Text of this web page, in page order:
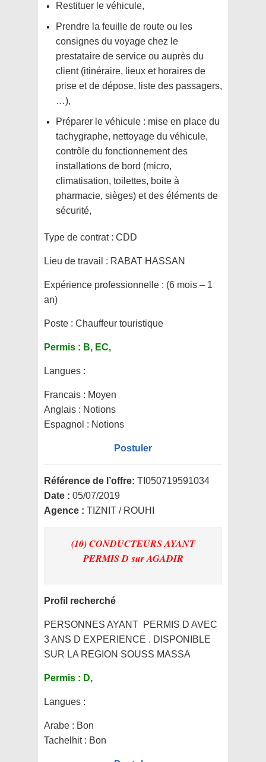
Restituer le véhicule,
Prendre la feuille de route ou les
consignes du voyage chez le
prestataire de service ou auprès du
client (itinéraire, lieux et horaires de
prise et de dépose, liste des passagers,
…),
Préparer le véhicule : mise en place du
tachygraphe, nettoyage du véhicule,
contrôle du fonctionnement des
installations de bord (micro,
climatisation, toilettes, boite à
pharmacie, sièges) et des éléments de
sécurité,
Type de contrat : CDD
Lieu de travail : RABAT HASSAN
Expérience professionnelle : (6 mois – 1
an)
Poste : Chauffeur touristique
Permis : B, EC,
Langues :
Francais : Moyen
Anglais : Notions
Espagnol : Notions
Postuler
Référence de l’offre: TI050719591034
Date : 05/07/2019
Agence : TIZNIT / ROUHI
(10) CONDUCTEURS AYANT
PERMIS Dsur AGADIR
Profil recherché
PERSONNES AYANT PERMIS D AVEC
3 ANS D EXPERIENCE . DISPONIBLE
SUR LA REGION SOUSS MASSA
Permis : D,
Langues :
Arabe : Bon
Tachelhit : Bon